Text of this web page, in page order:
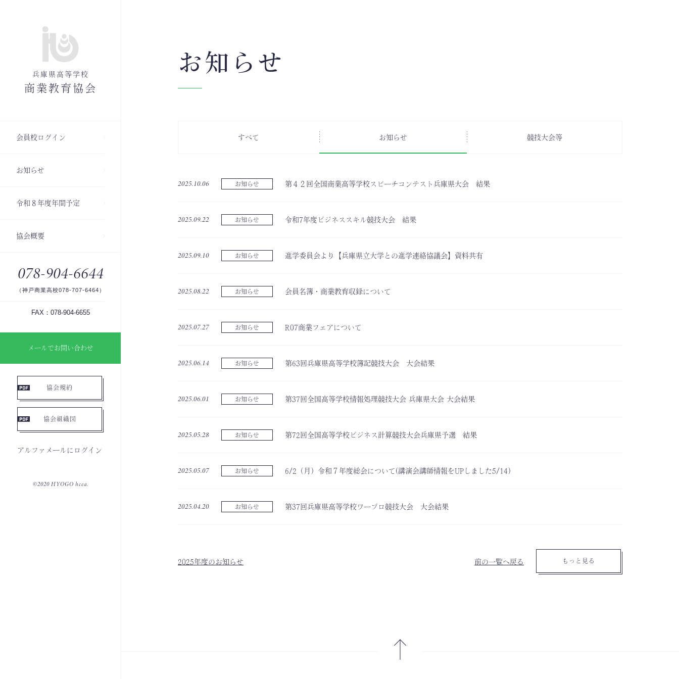
兵庫県高等学校
商業教育協会
会員校ログイン
お知らせ
令和８年度年間予定
協会概要
078-904-6644
（神戸商業高校078-707-6464）
FAX：078-904-6655
メールでお問い合わせ
協会規約
協会組織図
アルファメールにログイン
©2020 HYOGO hcea.
お知らせ
すべて お知らせ 競技大会等
2025.10.06 お知らせ 第４２回全国商業高等学校スピーチコンテスト兵庫県大会 結果
2025.09.22 お知らせ 令和7年度ビジネススキル競技大会 結果
2025.09.10 お知らせ 進学委員会より【兵庫県立大学との進学連絡協議会】資料共有
2025.08.22 お知らせ 会員名簿・商業教育収録について
2025.07.27 お知らせ R07商業フェアについて
2025.06.14 お知らせ 第63回兵庫県高等学校簿記競技大会 大会結果
2025.06.01 お知らせ 第37回全国高等学校情報処理競技大会 兵庫県大会 大会結果
2025.05.28 お知らせ 第72回全国高等学校ビジネス計算競技大会兵庫県予選 結果
2025.05.07 お知らせ 6/2（月）令和７年度総会について(講演会講師情報をUPしました5/14）
2025.04.20 お知らせ 第37回兵庫県高等学校ワープロ競技大会 大会結果
2025年度のお知らせ 前の一覧へ戻る もっと見る